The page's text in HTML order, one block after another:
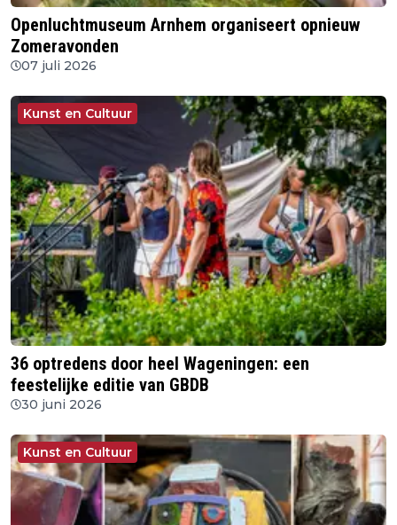
Openluchtmuseum Arnhem organiseert opnieuw
Zomeravonden
07 juli 2026
Kunst en Cultuur
36 optredens door heel Wageningen: een
feestelijke editie van GBDB
30 juni 2026
Kunst en Cultuur